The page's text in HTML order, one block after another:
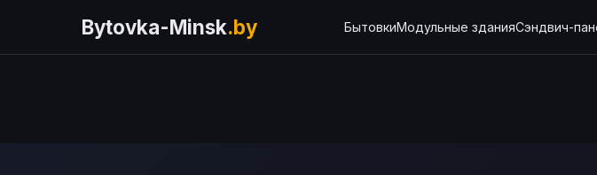
Bytovka-Minsk.by БытовкиМодульные зданияСэндвич-